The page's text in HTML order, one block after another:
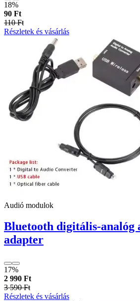
18%
90 Ft
110 Ft
Részletek és vásárlás
Audió modulok
Bluetooth digitális-analóg
adapter
17%
2 990 Ft
3 590 Ft
Részletek és vásárlás